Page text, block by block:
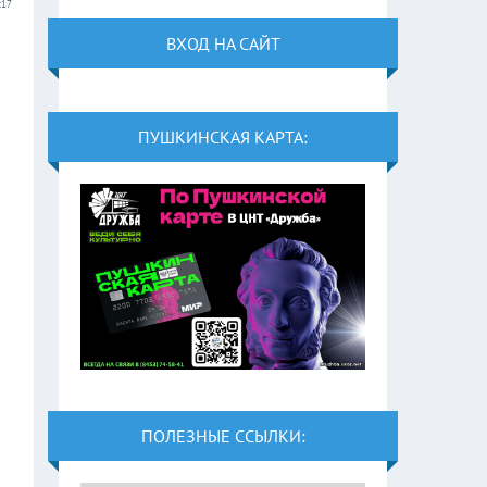
ВХОД НА САЙТ
ПУШКИНСКАЯ КАРТА:
ПОЛЕЗНЫЕ ССЫЛКИ: